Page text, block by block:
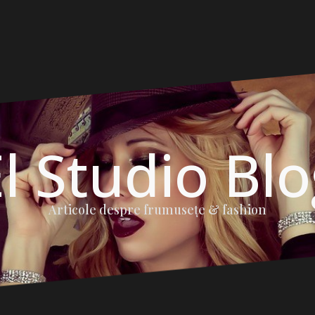
Studio
Articole despre frumuseţe & fashion